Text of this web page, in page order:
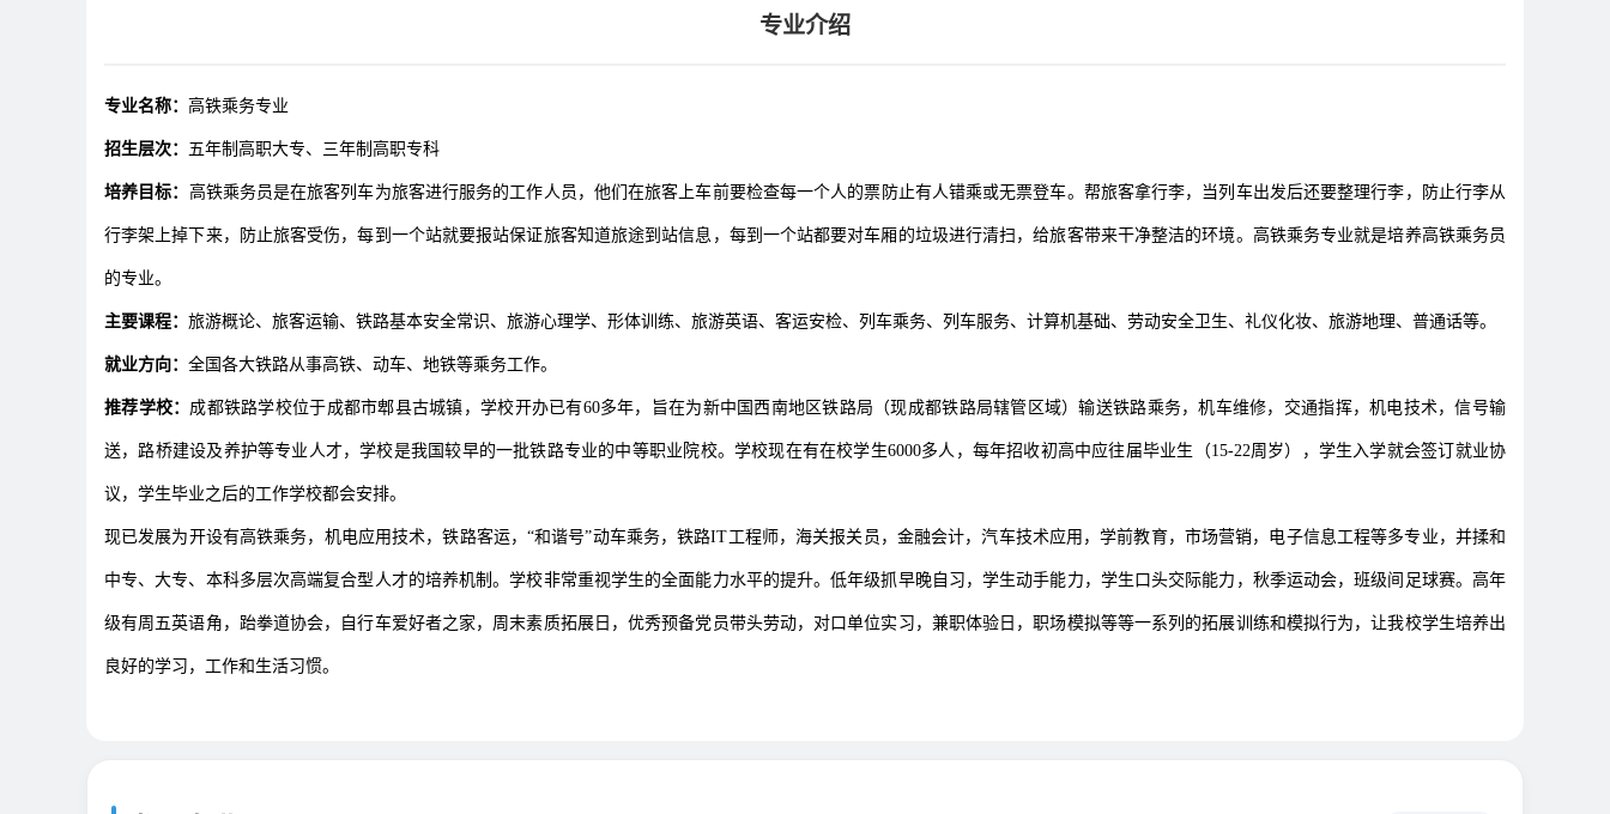
专业介绍
专业名称： 高铁乘务专业
招生层次： 五年制高职大专、三年制高职专科
培养目标： 高铁乘务员是在旅客列车为旅客进行服务的工作人员，他们在旅客上车前要检查每一个人的票防止有人错乘或无票登车。帮旅客拿行李，当列车出发后还要整理行李，防止行李从
行李架上掉下来，防止旅客受伤，每到一个站就要报站保证旅客知道旅途到站信息，每到一个站都要对车厢的垃圾进行清扫，给旅客带来干净整洁的环境。高铁乘务专业就是培养高铁乘务员
的专业。
主要课程： 旅游概论、旅客运输、铁路基本安全常识、旅游心理学、形体训练、旅游英语、客运安检、列车乘务、列车服务、计算机基础、劳动安全卫生、礼仪化妆、旅游地理、普通话等。
就业方向： 全国各大铁路从事高铁、动车、地铁等乘务工作。
推荐学校： 成都铁路学校位于成都市郫县古城镇，学校开办已有60多年，旨在为新中国西南地区铁路局（现成都铁路局辖管区域）输送铁路乘务，机车维修，交通指挥，机电技术，信号输
送，路桥建设及养护等专业人才，学校是我国较早的一批铁路专业的中等职业院校。学校现在有在校学生6000多人，每年招收初高中应往届毕业生（15-22周岁），学生入学就会签订就业协
议，学生毕业之后的工作学校都会安排。
现已发展为开设有高铁乘务，机电应用技术，铁路客运，“和谐号”动车乘务，铁路IT工程师，海关报关员，金融会计，汽车技术应用，学前教育，市场营销，电子信息工程等多专业，并揉和
中专、大专、本科多层次高端复合型人才的培养机制。学校非常重视学生的全面能力水平的提升。低年级抓早晚自习，学生动手能力，学生口头交际能力，秋季运动会，班级间足球赛。高年
级有周五英语角，跆拳道协会，自行车爱好者之家，周末素质拓展日，优秀预备党员带头劳动，对口单位实习，兼职体验日，职场模拟等等一系列的拓展训练和模拟行为，让我校学生培养出
良好的学习，工作和生活习惯。